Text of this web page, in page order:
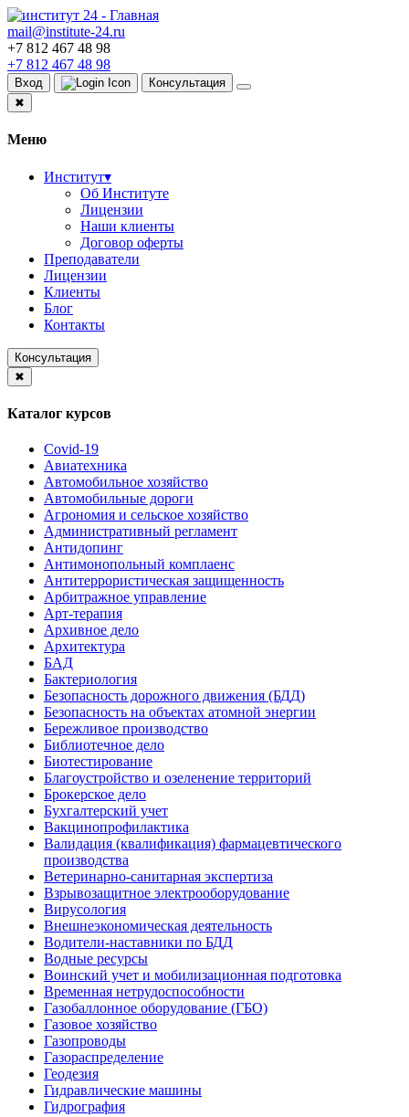
mail@institute-24.ru
+7 812 467 48 98
+7 812 467 48 98
Вход
Консультация
✖
Меню
Институт▾
Об Институте
Лицензии
Наши клиенты
Договор оферты
Преподаватели
Лицензии
Клиенты
Блог
Контакты
Консультация
✖
Каталог курсов
Covid-19
Авиатехника
Автомобильное хозяйство
Автомобильные дороги
Агрономия и сельское хозяйство
Административный регламент
Антидопинг
Антимонопольный комплаенс
Антитеррористическая защищенность
Арбитражное управление
Арт-терапия
Архивное дело
Архитектура
БАД
Бактериология
Безопасность дорожного движения (БДД)
Безопасность на объектах атомной энергии
Бережливое производство
Библиотечное дело
Биотестирование
Благоустройство и озеленение территорий
Брокерское дело
Бухгалтерский учет
Вакцинопрофилактика
Валидация (квалификация) фармацевтического
производства
Ветеринарно-санитарная экспертиза
Взрывозащитное электрооборудование
Вирусология
Внешнеэкономическая деятельность
Водители-наставники по БДД
Водные ресурсы
Воинский учет и мобилизационная подготовка
Временная нетрудоспособности
Газобаллонное оборудование (ГБО)
Газовое хозяйство
Газопроводы
Газораспределение
Геодезия
Гидравлические машины
Гидрография